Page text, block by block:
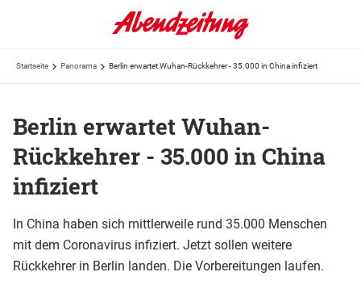
Startseite Panorama Berlin erwartet Wuhan-Rückkehrer - 35.000 in China infiziert
Berlin erwartet Wuhan-
Rückkehrer - 35.000 in China
infiziert
In China haben sich mittlerweile rund 35.000 Menschen
mit dem Coronavirus infiziert. Jetzt sollen weitere
Rückkehrer in Berlin landen. Die Vorbereitungen laufen.